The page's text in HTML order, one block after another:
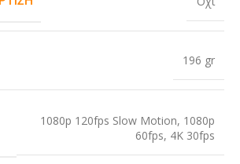
196 gr
1080p 120fps Slow Motion, 1080p
60fps, 4K 30fps